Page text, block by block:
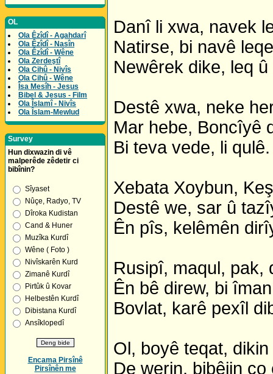
OL
Ola Êzîdî - Agahdarî
Ola Êzîdî - Nasîn
Ola Êzîdî - Wêne
Ola Zerdeştî
Ola Cihû - Nivîs
Ola Cihû - Wêne
Îsa Mesîh - Jesus
Bibel & Jesus - Film
Ola Îslamî - Nivîs
Ola Îslam-Mewlud
Survey
Hun dixwazin di vê
malperêde zêdetir ci
bibînin?
Sîyaset
Nûçe, Radyo, TV
Dîroka Kudistan
Cand & Huner
Muzîka Kurdî
Wêne ( Foto )
Nivîskarên Kurd
Zimanê Kurdî
Pirtûk û Kovar
Helbestên Kurdî
Dibistana Kurdî
Ansîklopedî
Encama Pirsînê
Pirsînên me
Danî li xwa, navek
Natirse, bi navê
Newêrek dike, leq û
Destê xwa, neke
Mar hebe, Boncîyê
Bi teva vede, li qulê.
Xebata Xoybun,
Destê we, sar û
Ên pîs, kelêmên
Rusipî, maqul, pak,
Ên bê direw, bi
Bovlat, karê pexîl
Ol, boyê teqat,
De werin, bibêjin ço